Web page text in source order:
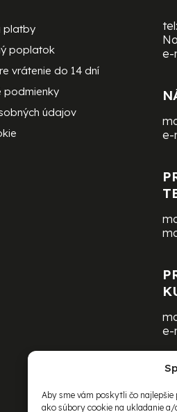
Aby sme vám poskytli čo
ako súbory cookie na ukladanie
platby
poplatok
vrátenie do 14 dní
podmienky
údajov
tel:
e-
e-
e-